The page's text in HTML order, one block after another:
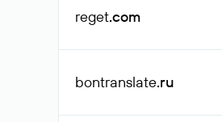
reget.com
bontranslate.ru